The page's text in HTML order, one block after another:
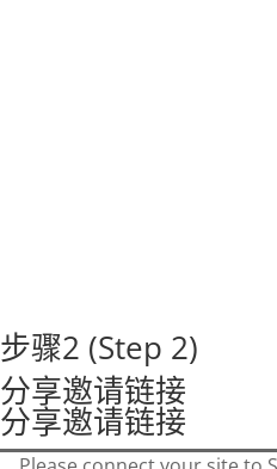
步骤2 (Step 2)
分享邀请链接
分享邀请链接